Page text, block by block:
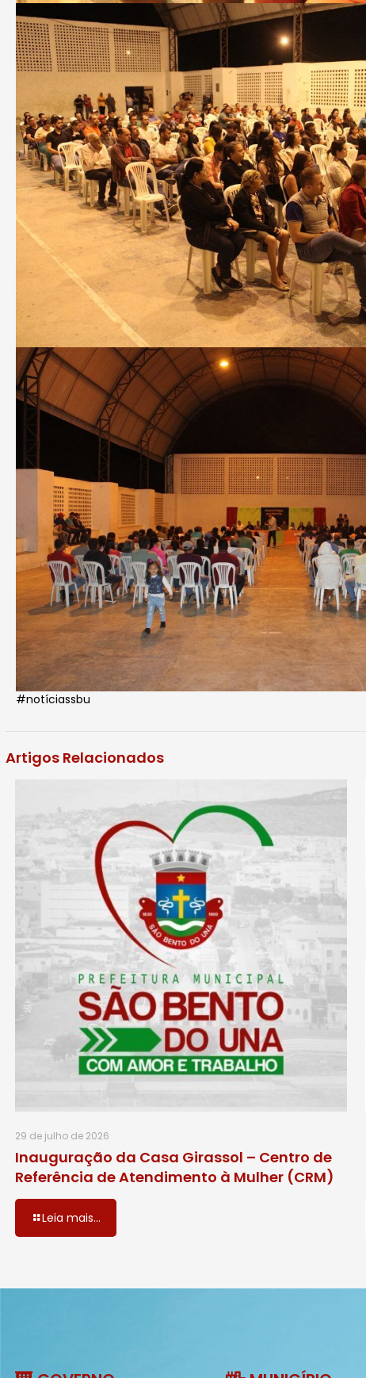
#notíciassbu
Artigos Relacionados
29 de julho de 2026
Inauguração da Casa Girassol – Centro de
Referência de Atendimento à Mulher (CRM)
Leia mais...